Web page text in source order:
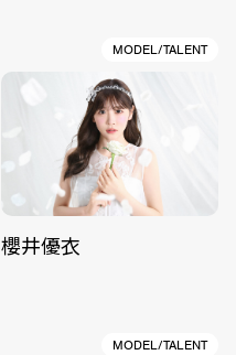
MODEL/TALENT
櫻井優衣
MODEL/TALENT